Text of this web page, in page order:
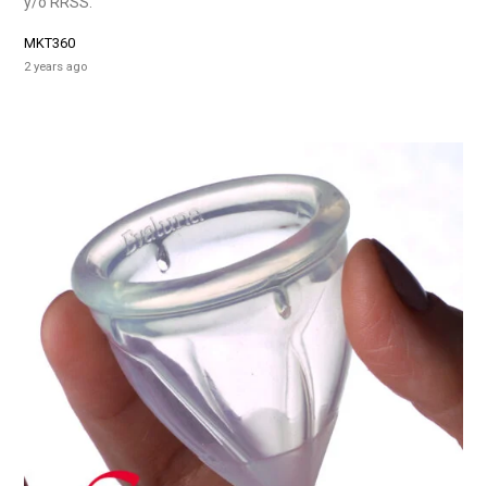
MKT360
2 years ago